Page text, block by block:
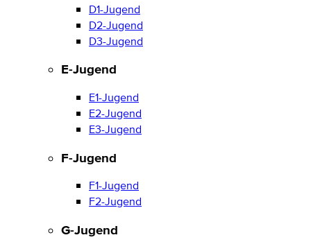
D1-Jugend
D2-Jugend
D3-Jugend
E-Jugend
E1-Jugend
E2-Jugend
E3-Jugend
F-Jugend
F1-Jugend
F2-Jugend
G-Jugend